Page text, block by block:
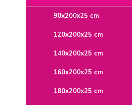
90x200x25 cm
120x200x25 cm
140x200x25 cm
160x200x25 cm
180x200x25 cm